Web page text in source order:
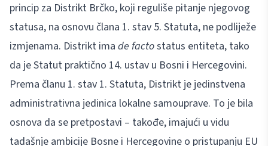
princip za Distrikt Brčko, koji reguliše pitanje njegovog
statusa, na osnovu člana 1. stav 5. Statuta, ne podliježe
izmjenama. Distrikt ima de factostatus entiteta, tako
da je Statut praktično 14. ustav u Bosni i Hercegovini.
Prema članu 1. stav 1. Statuta, Distrikt je jedinstvena
administrativna jedinica lokalne samouprave. To je bila
osnova da se pretpostavi – takođe, imajući u vidu
tadašnje ambicije Bosne i Hercegovine o pristupanju EU